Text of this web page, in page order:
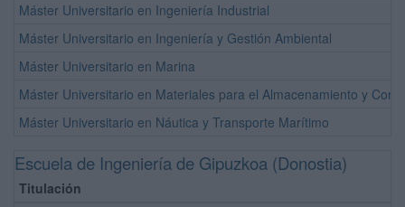
Máster Universitario en Ingeniería Industrial
Máster Universitario en Ingeniería y Gestión Ambiental
Máster Universitario en Marina
Máster Universitario en Materiales para el Almacenamiento y
Máster Universitario en Náutica y Transporte Marítimo
Escuela de Ingeniería de Gipuzkoa (Donostia)
Titulación